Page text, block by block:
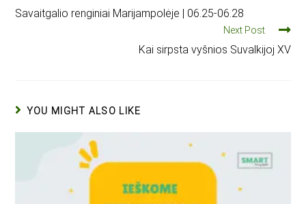
Savaitgalio renginiai Marijampolėje | 06.25-06.28
Next Post
Kai sirpsta vyšnios Suvalkijoj XV
YOU MIGHT ALSO LIKE